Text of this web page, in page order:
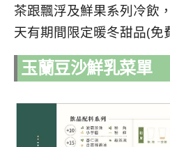
茶跟飄浮及鮮果系列冷飲
天有期間限定暖冬甜品(免
玉蘭豆沙鮮乳菜單